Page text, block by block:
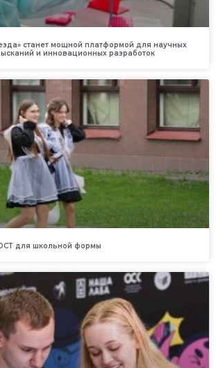
станет мощной платформой для научных
и инновационных разработок
для школьной формы